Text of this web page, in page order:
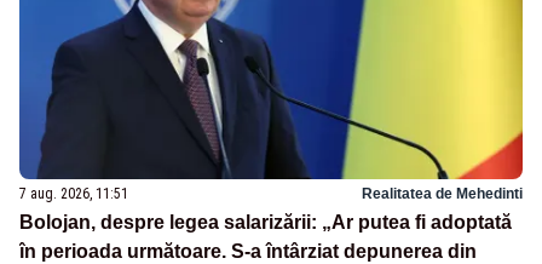
7 aug. 2026, 11:51 Realitatea de Mehedinti
Bolojan, despre legea salarizării: „Ar putea fi adoptată
în perioada următoare. S-a întârziat depunerea din